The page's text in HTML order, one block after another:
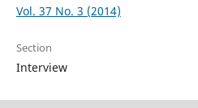
Vol. 37 No. 3 (2014)
Section
Interview